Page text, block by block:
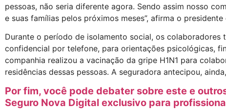
pessoas, não seria diferente agora. Sendo assim nosso
e suas famílias pelos próximos meses”, afirma o presidente
Durante o período de isolamento social, os
confidencial por telefone, para orientações psicológicas,
companhia realizou a vacinação da gripe H1N1 para
residências dessas pessoas. A seguradora antecipou,
Por fim, você pode debater sobre este e
Seguro Nova Digital exclusivo para